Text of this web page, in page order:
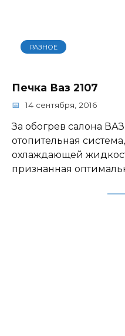
РАЗНОЕ
Печка Ваз 2107
14 сентября, 2016
За обогрев салона ВАЗ
отопительная
охлаждающей
признанная